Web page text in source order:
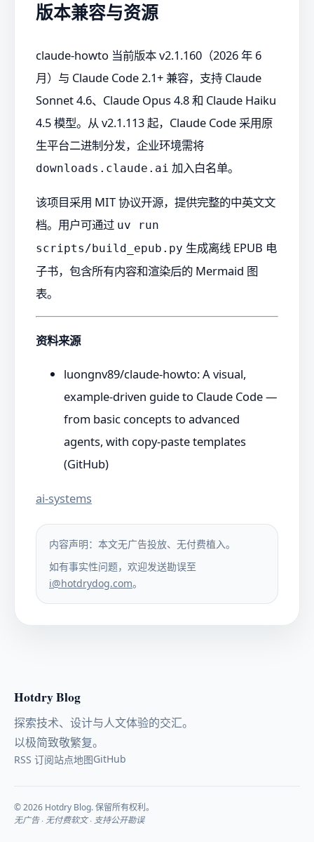
版本兼容与资源
claude-howto 当前版本 v2.1.160（2026 年 6
月）与 Claude Code 2.1+ 兼容，支持 Claude
Sonnet 4.6、Claude Opus 4.8 和 Claude Haiku
4.5 模型。从 v2.1.113 起，Claude Code 采用原
生平台二进制分发，企业环境需将
downloads.claude.ai 加入白名单。
该项目采用 MIT 协议开源，提供完整的中英文文
档。用户可通过 uv run
scripts/build_epub.py 生成离线 EPUB 电
子书，包含所有内容和渲染后的 Mermaid 图
表。
资料来源
luongnv89/claude-howto: A visual,
example-driven guide to Claude Code —
from basic concepts to advanced
agents, with copy-paste templates
(GitHub)
ai-systems
内容声明：本文无广告投放、无付费植入。
如有事实性问题，欢迎发送勘误至
i@hotdrydog.com。
Hotdry Blog
探索技术、设计与人文体验的交汇。
以极简致敬繁复。
RSS 订阅站点地图GitHub
© 2026 Hotdry Blog. 保留所有权利。
无广告 · 无付费软文 · 支持公开勘误